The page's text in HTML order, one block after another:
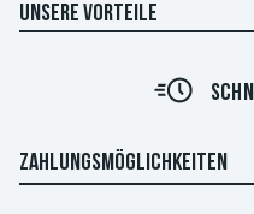
UNSERE VORTEILE
ZAHLUNGSMÖGLICHKEITEN